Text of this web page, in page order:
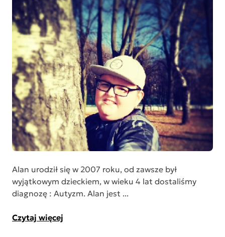
Alan urodził się w 2007 roku, od zawsze był
wyjątkowym dzieckiem, w wieku 4 lat dostaliśmy
diagnozę : Autyzm. Alan jest ...
Czytaj więcej